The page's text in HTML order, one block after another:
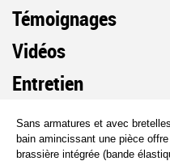
Témoignages
Vidéos
Entretien
Sans armatures et avec
bain amincissant une pièce
brassière intégrée (bande